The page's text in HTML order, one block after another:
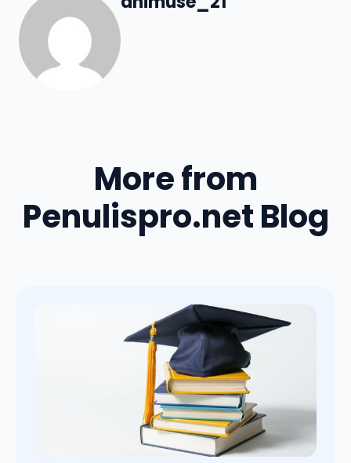
More from
Penulispro.net Blog